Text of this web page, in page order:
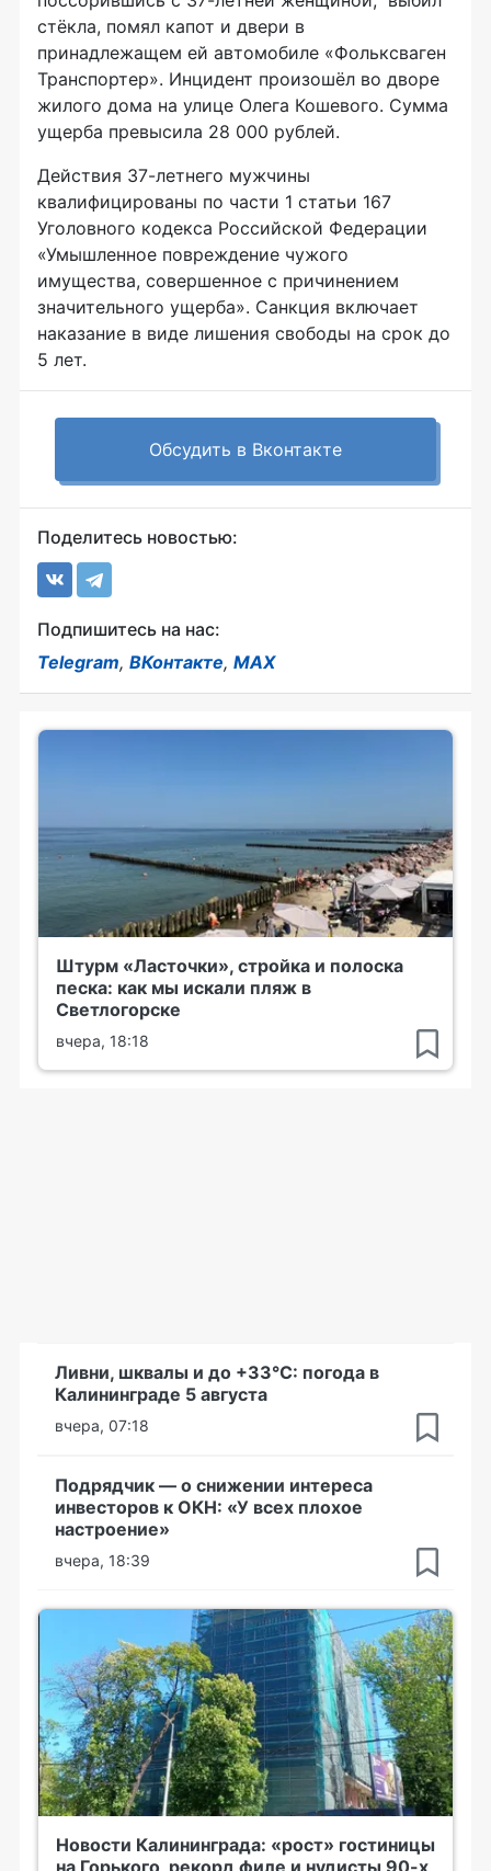
стёкла, помял капот и двери в
принадлежащем ей автомобиле «Фольксваген
Транспортер». Инцидент произошёл во дворе
жилого дома на улице Олега Кошевого. Сумма
ущерба превысила 28 000 рублей.
Действия 37-летнего мужчины
квалифицированы по части 1 статьи 167
Уголовного кодекса Российской Федерации
«Умышленное повреждение чужого
имущества, совершенное с причинением
значительного ущерба». Санкция включает
наказание в виде лишения свободы на срок до
5 лет.
Обсудить в Вконтакте
Поделитесь новостью:
Подпишитесь на нас:
Telegram, ВКонтакте, MAX
Штурм «Ласточки», стройка и полоска
песка: как мы искали пляж в
Светлогорске
вчера, 18:18
Ливни, шквалы и до +33°С: погода в
Калининграде 5 августа
вчера, 07:18
Подрядчик — о снижении интереса
инвесторов к ОКН: «У всех плохое
настроение»
вчера, 18:39
Новости Калининграда: «рост» гостиницы
на Горького, рекорд филе и нудисты 90-х